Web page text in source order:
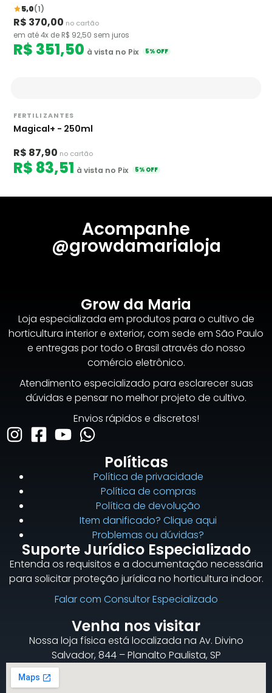
5,0(1)
R$ 370,00 no cartão
em até 4x de R$ 92,50 sem juros
R$ 351,50 à vista no Pix 5% OFF
FERTILIZANTES
Magical+ - 250ml
R$ 87,90 no cartão
R$ 83,51 à vista no Pix 5% OFF
Acompanhe
@growdamarialoja
Grow da Maria
Loja especializada em produtos para o cultivo de
horticultura interior e exterior, com sede em São Paulo
e entregas por todo o Brasil através do nosso
comércio eletrônico.
Atendimento especializado para esclarecer suas
dúvidas e pensar no melhor projeto de cultivo.
Envios rápidos e discretos!
Políticas
Política de privacidade
Política de compras
Política de devolução
Item danificado? Clique aqui
Problemas ou dúvidas?
Suporte Jurídico Especializado
Entenda os requisitos e a documentação necessária
para solicitar proteção jurídica no horticultura indoor.
Falar com Consultor Especializado
Venha nos visitar
Nossa loja física está localizada na Av. Divino
Salvador, 844 – Planalto Paulista, SP